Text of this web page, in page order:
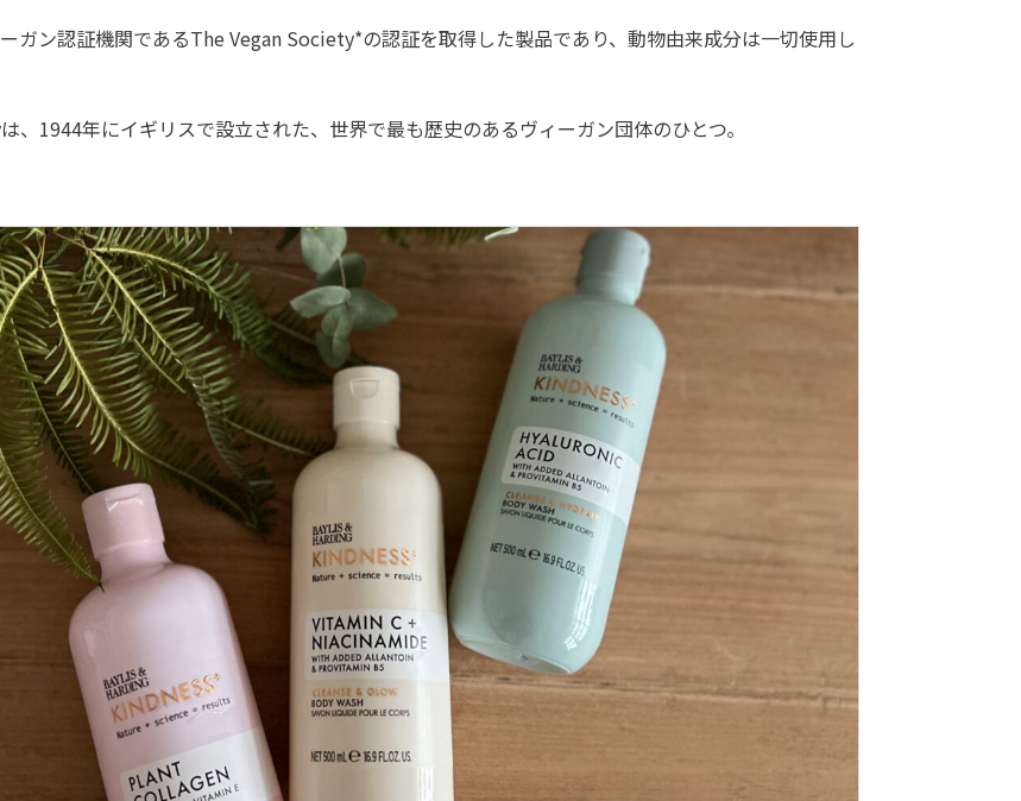
ガン認証機関であるThe Vegan Society*の認証を取得した製品であり、動物由来成分は一切使用し
、1944年にイギリスで設立された、世界で最も歴史のあるヴィーガン団体のひとつ。